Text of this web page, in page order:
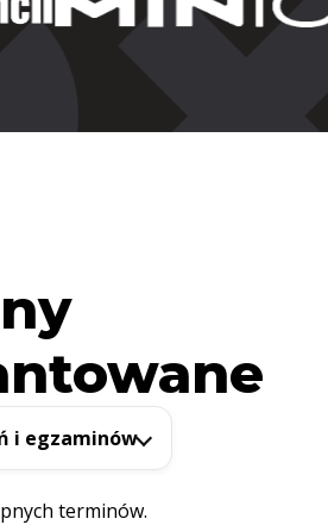
i egzaminów
terminów.